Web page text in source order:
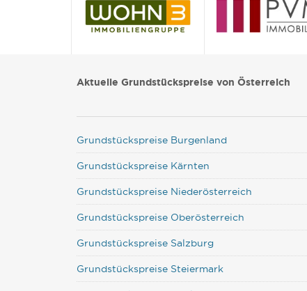
Aktuelle Grundstückspreise von Österreich
Grundstückspreise Burgenland
Grundstückspreise Kärnten
Grundstückspreise Niederösterreich
Grundstückspreise Oberösterreich
Grundstückspreise Salzburg
Grundstückspreise Steiermark